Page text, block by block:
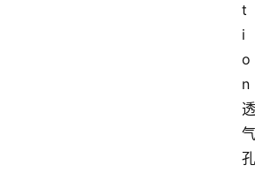
t
i
o
n
透
气
孔